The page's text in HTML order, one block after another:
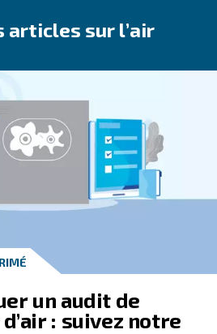
tels que les
sans huile, et
adapté à vos besoins
pour améliorer vos
efficacité et fiabilité dans vos
articles sur